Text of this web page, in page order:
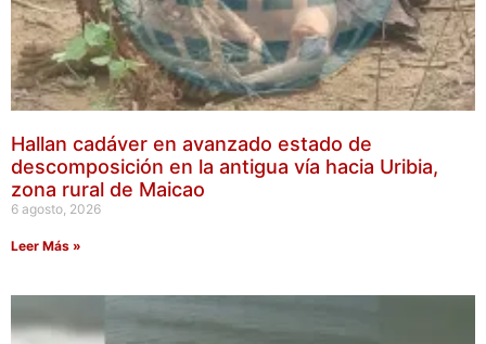
Hallan cadáver en avanzado estado de
descomposición en la antigua vía hacia Uribia,
zona rural de Maicao
6 agosto, 2026
Leer Más »